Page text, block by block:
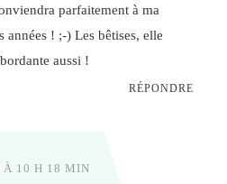
parfaitement à ma
années ! ;-) Les bêtises, elle
aussi !
RÉPONDRE
À 10 H 18 MIN